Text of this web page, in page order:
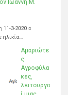
Ιωάννη Μ.
11-3-2020 ο
ηλικία…
Αμαριώτε
ς
Αγροφύλα
κες,
λειτουργο